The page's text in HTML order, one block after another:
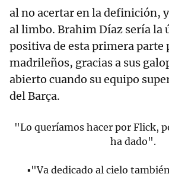
al no acertar en la definición,
al limbo. Brahim Díaz sería la
positiva de esta primera parte
madrileños, gracias a sus
abierto cuando su equipo
del Barça.
"Lo queríamos hacer por Flick,
ha dado".
▪️"Va dedicado al cielo